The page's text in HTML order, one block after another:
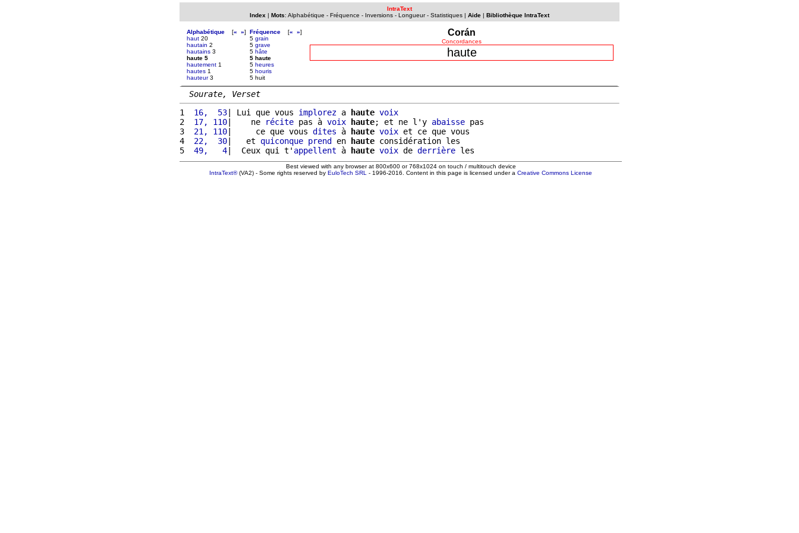
IntraText
Index | Mots: Alphabétique - Fréquence - Inversions - Longueur- Statistiques | Aide | Bibliothèque IntraText
Alphabétique [« »]
haut 20
hautain 2
hautains 3
haute 5
hautement 1
hautes 1
hauteur3
Fréquence [« »]
5 grain
5 grave
5 hâte
5 haute
5 heures
5 houris
5 huit
Corán
Concordances
haute
Sourate, Verset
1
16,  53 | Lui que vous implorez a haute voix
2
17, 110 |    ne récite pas à voix haute; et ne l'y abaisse pas
3
21, 110 |     ce que vous dites à haute voix et ce que vous
4
22,  30 |   et quiconque prend en haute considération les
5
49,   4 |  Ceux qui t' appellent à haute voix de derrière
Best viewed with any browser at 800x600 or 768x1024 on touch / multitouch device
IntraText®(VA2) - Some rights reserved by EuloTech SRL - 1996-2016. Content in this page is licensed under a Creative Commons License